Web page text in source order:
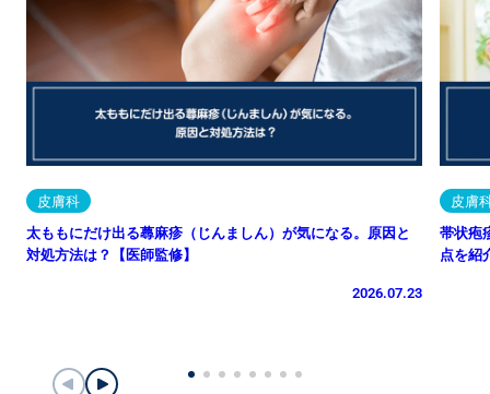
皮膚科
太ももにだけ出る蕁麻疹（じんましん）が気になる。原因と
対処方法は？【医師監修】
2026.07.23
皮膚
帯状疱
点を紹